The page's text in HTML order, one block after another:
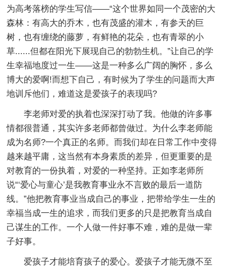
为高考落榜的学生写信——“这个世界如同一个茂密的大
森林：有高大的乔木，也有茂盛的灌木，有参天的巨
树，也有缠绕的藤萝，有鲜艳的花朵，也有青翠的小
草......但都在阳光下展现自己的勃勃生机。”让自己的学
生幸福地度过一生——这是一种多么广阔的胸怀，多么
博大的爱啊!而想下自己，有时候为了学生的问题而大声
地训斥他们，难道这是爱孩子的表现吗?
李老师对爱的执着也深深打动了我。他做的许多事
情都很普通，其实许多老师都曾做过。为什么李老师能
成为名师?一个真正的名师。而我们却在日常工作中变得
越来越平庸，这当然有本身素质的差异，但更重要的是
对教育的一份执着，对爱的一种坚持。正如李老师所
说“‘爱心与童心’是我教育事业永不言败的最后一道防
线。”他把教育事业当成自己的事业，把带给学生一生的
幸福当成一生的追求，而我们更多的只是把教育当成自
己谋生的工作。一个人做一件好事不难，难的是做一辈
子好事。
爱孩子才能培育孩子的爱心。爱孩子才能无微不至